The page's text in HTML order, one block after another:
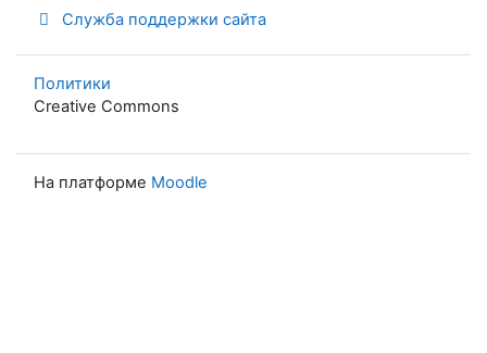
Служба поддержки сайта
Политики
Creative Commons
На платформе Moodle